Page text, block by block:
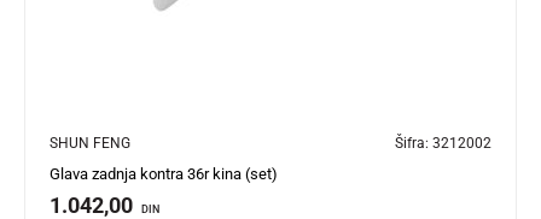
SHUN FENG Šifra: 3212002
Glava zadnja kontra 36r kina (set)
1.042,00 DIN